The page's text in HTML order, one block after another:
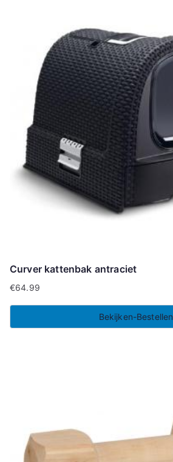
Curver kattenbak antraciet
€64.99
Bekijken-Bestellen